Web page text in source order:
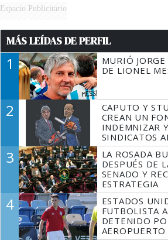
Espacio Publicitario
MÁS LEÍDAS DE PERFIL
1
MURIÓ
DE LIONEL
2
CAPUTO Y
CREAN UN
INDEMNIZAR
SINDICATOS
3
LA ROSADA
DESPUÉS DE
SENADO Y
ESTRATEGIA
4
ESTADOS
FUTBOLISTA
DETENIDO